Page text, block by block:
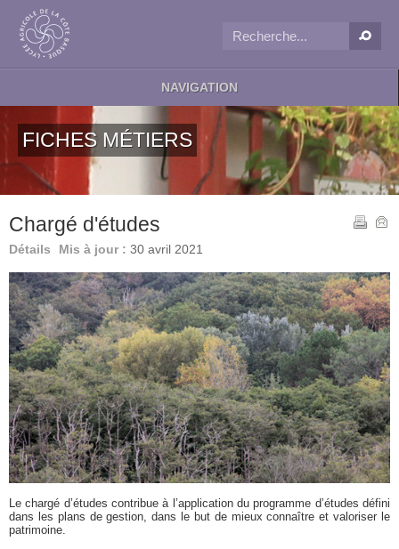
NAVIGATION
FICHES MÉTIERS
Chargé d'études
Détails Mis à jour : 30 avril 2021
Le chargé d’études contribue à l’application du programme d’études défini
dans les plans de gestion, dans le but de mieux connaître et valoriser le
patrimoine.